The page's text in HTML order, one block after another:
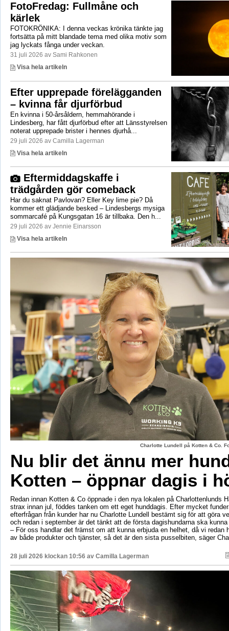
FotoFredag: Fullmåne och
kärlek
FOTOKRÖNIKA: I denna veckas krönika tänkte jag
fortsätta på mitt blandade tema med olika motiv som
jag lyckats fånga under veckan.
31 juli 2026 av Sami Rahkonen
Visa hela artikeln
Efter upprepade förelägganden
– kvinna får djurförbud
En kvinna i 50-årsåldern, hemmahörande i
Lindesberg, har fått djurförbud efter att Länsstyrelsen
noterat upprepade brister i hennes djurhå...
29 juli 2026 av Camilla Lagerman
Visa hela artikeln
Eftermiddagskaffe i
trädgården gör comeback
Har du saknat Pavlovan? Eller Key lime pie? Då
kommer ett glädjande besked – Lindesbergs mysiga
sommarcafé på Kungsgatan 16 är tillbaka. Den h...
29 juli 2026 av Jennie Einarsson
Visa hela artikeln
Charlotte Lundell på Kotten & Co.
Nu blir det ännu mer
Kotten – öppnar dagis i
Redan innan Kotten & Co öppnade i den nya lokalen på Charlottenlunds
strax innan jul, föddes tanken om ett eget hunddagis. Efter mycket
efterfrågan från kunder har nu Charlotte Lundell bestämt sig för att göra
och redan i september är det tänkt att de första dagishundarna ska
– För oss handlar det främst om att kunna erbjuda en helhet, då vi redan
av både produkter och tjänster, så det är den sista pusselbiten, säger
28 juli 2026 klockan 10:56 av Camilla Lagerman